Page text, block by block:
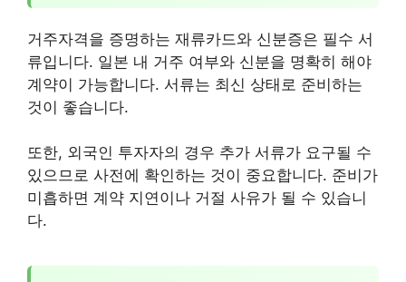
거주자격을 증명하는 재류카드와 신분증은 필수 서
류입니다. 일본 내 거주 여부와 신분을 명확히 해야
계약이 가능합니다. 서류는 최신 상태로 준비하는
것이 좋습니다.
또한, 외국인 투자자의 경우 추가 서류가 요구될 수
있으므로 사전에 확인하는 것이 중요합니다. 준비가
미흡하면 계약 지연이나 거절 사유가 될 수 있습니
다.